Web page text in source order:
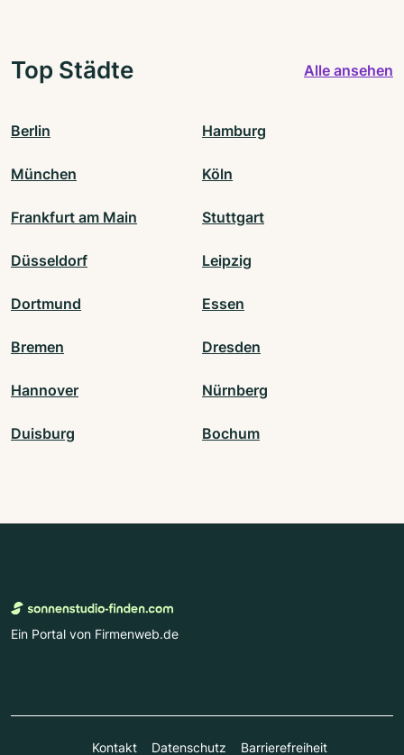
Top Städte Alle ansehen
Berlin Hamburg
München Köln
Frankfurt am Main Stuttgart
Düsseldorf Leipzig
Dortmund Essen
Bremen Dresden
Hannover Nürnberg
Duisburg Bochum
Ein Portal von Firmenweb.de
Kontakt Datenschutz Barrierefreiheit